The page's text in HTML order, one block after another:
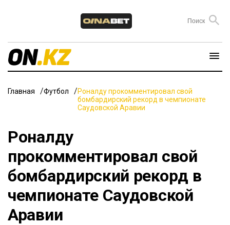
Главная Футбол
Роналду прокомментировал свой
бомбардирский рекорд в чемпионате
Саудовской Аравии
Роналду
прокомментировал свой
бомбардирский рекорд в
чемпионате Саудовской
Аравии